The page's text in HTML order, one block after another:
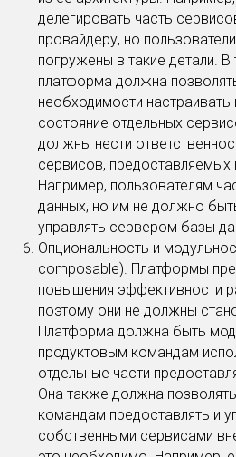
делегировать часть
провайдеру, но
погружены в такие детали.
платформа должна
необходимости настраивать
состояние отдельных
должны нести
сервисов, предоставляемых
Например, пользователям
данных, но им не должно
управлять сервером базы
Опциональность и
composable). Платформы
повышения эффективности
поэтому они не должны
Платформа должна быть
продуктовым командам
отдельные части
Она также должна
командам предоставлять и
собственными сервисами